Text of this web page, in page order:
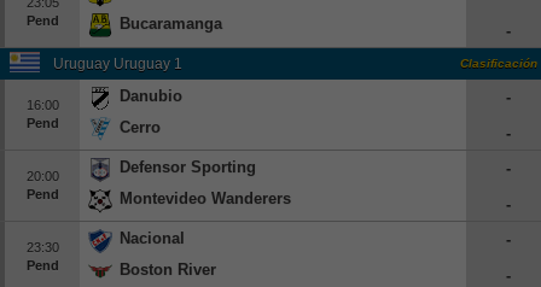
Pend
Bucaramanga
-
Uruguay Uruguay 1 Clasificación
16:00
Pend
Danubio
Cerro
-
-
20:00
Pend
Defensor Sporting
Montevideo Wanderers
-
-
23:30
Pend
Nacional
Boston River
-
-